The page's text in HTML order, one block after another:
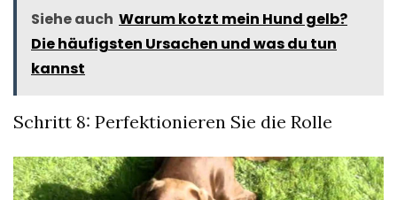
Siehe auch Warum kotzt mein Hund gelb?
Die häufigsten Ursachen und was du tun
kannst
Schritt 8: Perfektionieren Sie die Rolle